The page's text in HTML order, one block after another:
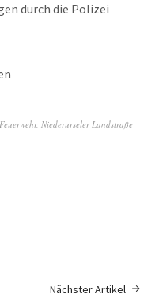
durch die Polizei
Feuerwehr, Niederurseler Landstraße
Nächster Artikel